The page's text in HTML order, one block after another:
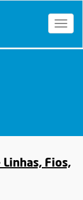
Fios,